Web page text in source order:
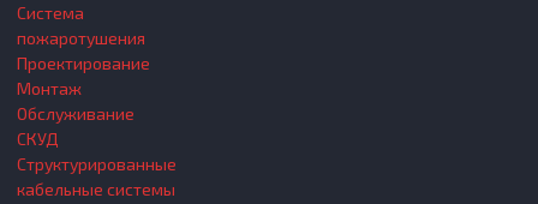
Система
пожаротушения
Проектирование
Монтаж
Обслуживание
СКУД
Структурированные
кабельные системы